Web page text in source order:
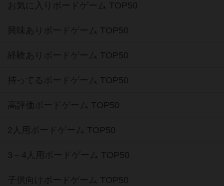
お気に入りボードゲーム TOP50
興味ありボードゲーム TOP50
経験ありボードゲーム TOP50
持ってるボードゲーム TOP50
高評価ボードゲーム TOP50
2人用ボードゲーム TOP50
3～4人用ボードゲーム TOP50
子供向けボードゲーム TOP50